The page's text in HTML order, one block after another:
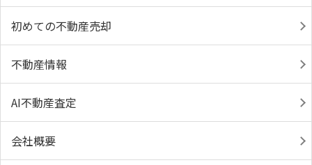
初めての不動産売却
不動産情報
AI不動産査定
会社概要